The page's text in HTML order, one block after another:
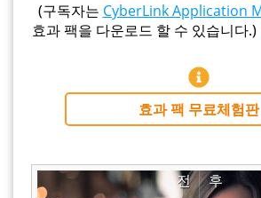
(구독자는 CyberLink Application
효과 팩을 다운로드 할 수 있습니다.)
효과 팩 무료체험판
후
전